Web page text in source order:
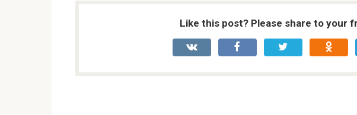
Like this post? Please share to your